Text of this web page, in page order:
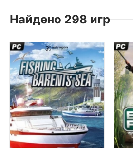
Найдено 298 игр